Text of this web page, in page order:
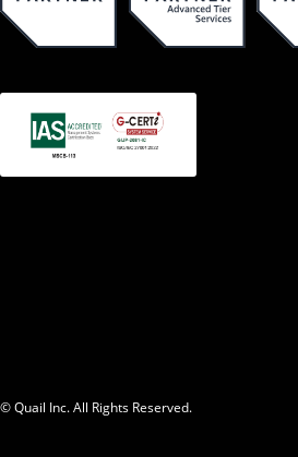
© Quail Inc. All Rights Reserved.